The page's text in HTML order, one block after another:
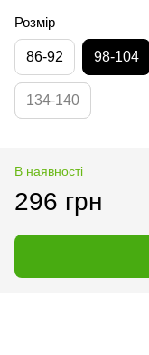
Розмір
86-92 98-104
134-140
В наявності
296 грн